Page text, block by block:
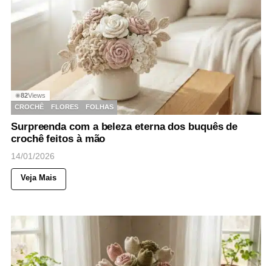
◉82Views
CROCHÊ
FLORES FOLHAS
Surpreenda com a beleza eterna dos buquês de
crochê feitos à mão
14/01/2026
Veja Mais